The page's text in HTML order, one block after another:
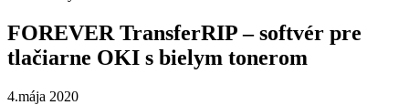
FOREVER TransferRIP – softvér pre
tlačiarne OKI s bielym tonerom
4.mája 2020